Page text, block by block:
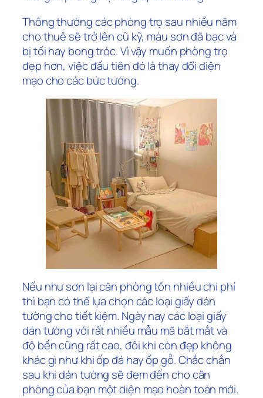
Thông thường các phòng trọ sau nhiều năm
cho thuê sẽ trở lên cũ kỹ, màu sơn đã bạc và
bị tối hay bong tróc. Vì vậy muốn phòng trọ
đẹp hơn, việc đầu tiên đó là thay đổi diện
mạo cho các bức tường.
Nếu như sơn lại căn phòng tốn nhiều chi phí
thì bạn có thể lựa chọn các loại giấy dán
tường cho tiết kiệm. Ngày nay các loại giấy
dán tường với rất nhiều mẫu mã bắt mắt và
độ bền cũng rất cao, đôi khi còn đẹp không
khác gì như khi ốp đá hay ốp gỗ. Chắc chắn
sau khi dán tường sẽ đem đến cho căn
phòng của bạn một diện mạo hoàn toàn mới.